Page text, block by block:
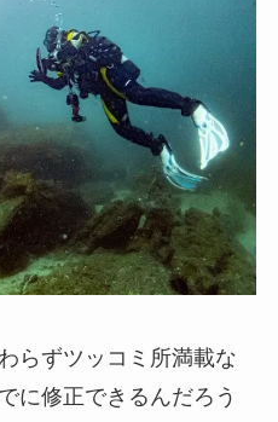
らずツッコミ所満載な
に修正できるんだろう